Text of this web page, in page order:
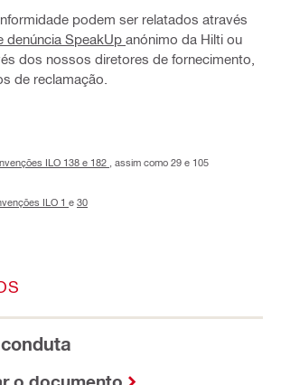
podem ser relatados através
denúncia SpeakUp anónimo da Hilti ou
dos nossos diretores de fornecimento,
de reclamação.
ILO 138 e 182 , assim como 29 e 105
ILO 1 e 30